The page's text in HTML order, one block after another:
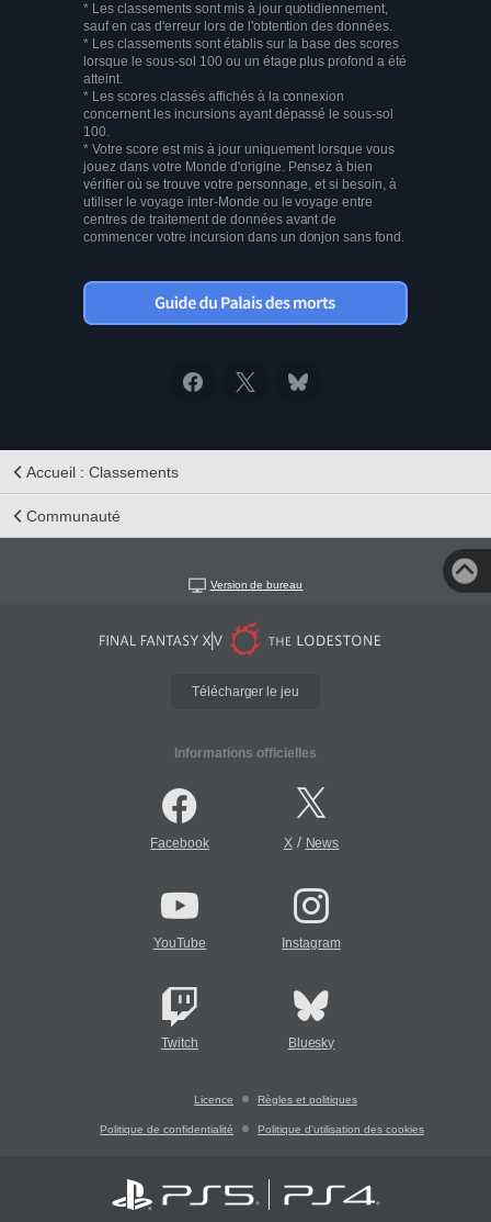
* Les classements sont mis à jour quotidiennement,
sauf en cas d'erreur lors de l'obtention des données.
* Les classements sont établis sur la base des scores
lorsque le sous-sol 100 ou un étage plus profond a été
atteint.
* Les scores classés affichés à la connexion
concernent les incursions ayant dépassé le sous-sol
100.
* Votre score est mis à jour uniquement lorsque vous
jouez dans votre Monde d'origine. Pensez à bien
vérifier où se trouve votre personnage, et si besoin, à
utiliser le voyage inter-Monde ou le voyage entre
centres de traitement de données avant de
commencer votre incursion dans un donjon sans fond.
Accueil : Classements
Communauté
Version de bureau
Télécharger le jeu
Informations officielles
Facebook X/ News
YouTube Instagram
Twitch Bluesky
Licence Règles et politiques
Politique de confidentialité Politique d'utilisation des cookies